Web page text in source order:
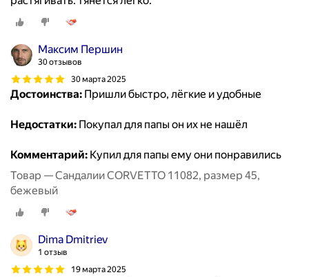
Максим Першин
30 отзывов
30 марта 2025
Достоинства: Пришли быстро, лёгкие и удобные
Недостатки: Покупал для папы он их не нашёл
Комментарий: Купил для папы ему они понравились
Товар — Сандалии CORVETTO 11082, размер 45,
бежевый
Dima Dmitriev
1 отзыв
19 марта 2025